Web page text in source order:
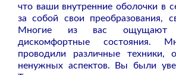
что ваши внутренние оболочки в
за собой свои преобразования,
Многие из вас ощущают
дискомфортные состояния.
проводили различные техники,
ненужных аспектов. Вы были